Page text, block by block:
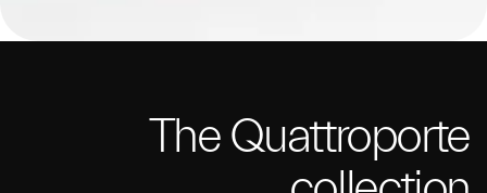
The Quattroporte